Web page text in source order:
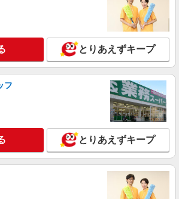
市｜シニア向けマンションで夜勤専従＊暮
のお手伝い
時給1350円〜2062円 ＜日払い有/週払い有/交
全支給(ガソリン代含む)＞
詳細を見る
市｜未経験でも大丈夫◎研修が手厚い有料
時給1350円〜2062円 ＜日払い有/週払い有/交
とりあえずキープ
フ
とりあえずキープ